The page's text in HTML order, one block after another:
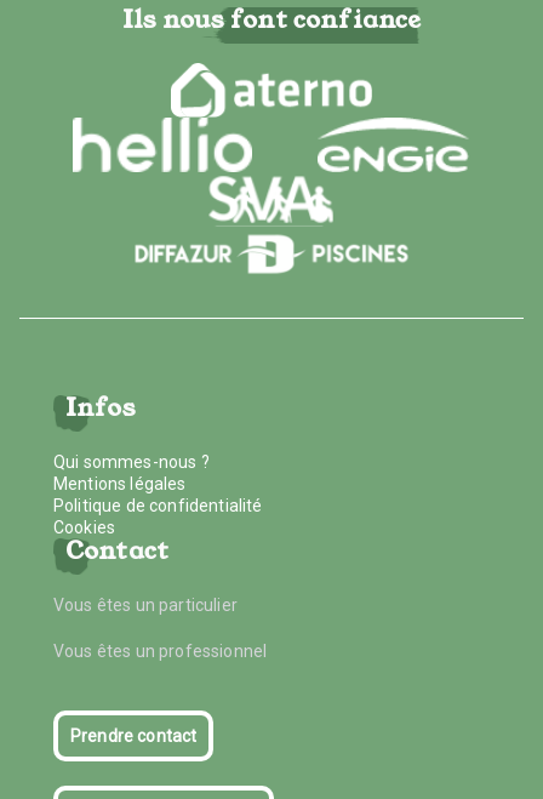
Ils nous font confiance
Infos
Qui sommes-nous ?
Mentions légales
Politique de confidentialité
Cookies
Contact
Vous êtes un particulier
Vous êtes un professionnel
Prendre contact